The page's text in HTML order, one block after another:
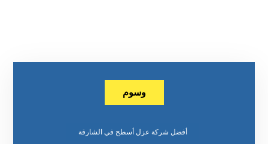
وسوم
أفضل شركة عزل أسطح في الشارقة